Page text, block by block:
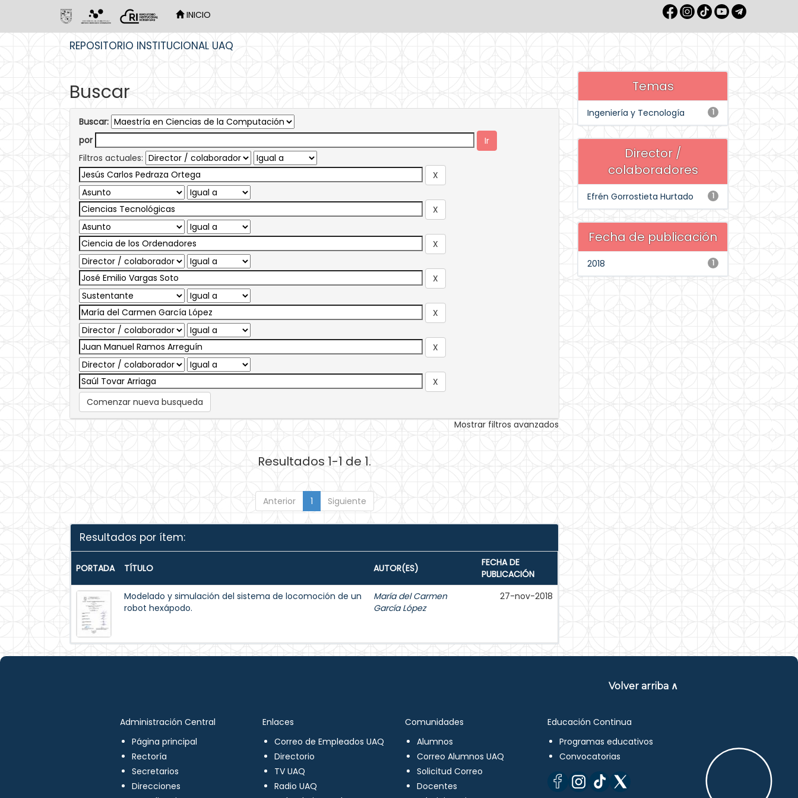
INICIO
REPOSITORIO INSTITUCIONAL UAQ
Buscar
Buscar:
por
Filtros actuales:
Comenzar nueva busqueda
Mostrar filtros avanzados
Resultados 1-1 de 1.
Anterior 1 Siguiente
Resultados por ítem:
PORTADA TÍTULO AUTOR(ES)
FECHA DE
PUBLICACIÓN
Modelado y simulación del sistema de locomoción de un
robot hexápodo.
María del Carmen
García López
27-nov-2018
Temas
1
Ingeniería y Tecnología
Director /
colaboradores
1
Efrén Gorrostieta Hurtado
Fecha de publicación
1
2018
Volver arriba ∧
Administración Central
Página principal
Rectoría
Secretarios
Direcciones
Enlaces
Correo de Empleados UAQ
Directorio
TV UAQ
Radio UAQ
Comunidades
Alumnos
Correo Alumnos UAQ
Solicitud Correo
Docentes
Educación Continua
Programas educativos
Convocatorias